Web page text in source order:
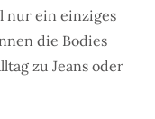
nur ein einziges
die Bodies
zu Jeans oder